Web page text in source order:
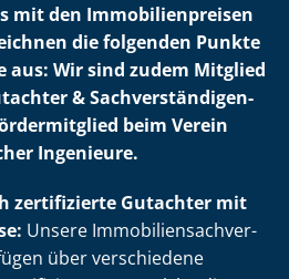
mit den Im­mo­bi­li­en­prei­sen
die folgenden Punkte
aus: Wir sind zudem Mitglied
& Sach­ver­stän­di­gen­
beim Verein
Ingenieure.
zertifizierte Gutachter mit
Unsere Im­mo­bi­li­en­sach­ver­
über verschiedene